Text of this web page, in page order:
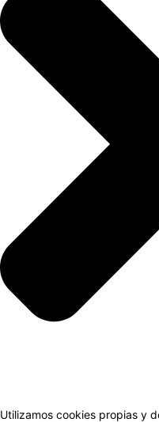
Utilizamos cookies propias y